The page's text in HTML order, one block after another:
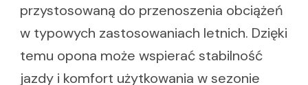
przystosowaną do przenoszenia obciążeń
w typowych zastosowaniach letnich. Dzięki
temu opona może wspierać stabilność
jazdy i komfort użytkowania w sezonie